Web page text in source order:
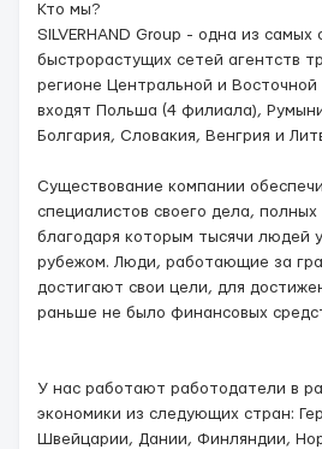
Кто мы?
SILVERHAND Group - одна из самых
быстрорастущих сетей агентств
регионе Центральной и Восточной
входят Польша (4 филиала),
Болгария, Словакия, Венгрия и
Существование компании
специалистов своего дела,
благодаря которым тысячи людей
рубежом. Люди, работающие за
достигают свои цели, для
раньше не было финансовых
У нас работают работодатели в
экономики из следующих стран:
Швейцарии, Дании, Финляндии,